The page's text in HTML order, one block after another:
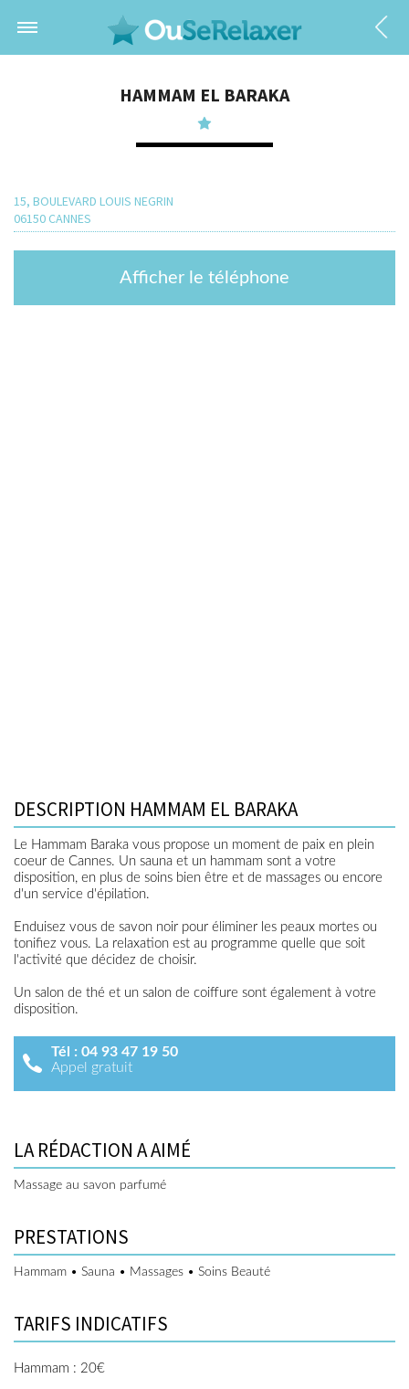
HAMMAM EL BARAKA
15, BOULEVARD LOUIS NEGRIN
06150 CANNES
Afficher le téléphone
DESCRIPTION HAMMAM EL BARAKA
Le Hammam Baraka vous propose un moment de paix en plein
coeur de Cannes. Un sauna et un hammam sont a votre
disposition, en plus de soins bien être et de massages ou encore
d'un service d'épilation.
Enduisez vous de savon noir pour éliminer les peaux mortes ou
tonifiez vous. La relaxation est au programme quelle que soit
l'activité que décidez de choisir.
Un salon de thé et un salon de coiffure sont également à votre
disposition.
Tél : 04 93 47 19 50
Appel gratuit
LA RÉDACTION A AIMÉ
Massage au savon parfumé
PRESTATIONS
Hammam • Sauna • Massages • Soins Beauté
TARIFS INDICATIFS
Hammam : 20€